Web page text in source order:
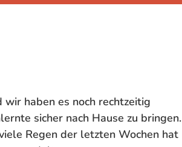
haben es noch rechtzeitig
sicher nach Hause zu bringen.
Regen der letzten Wochen hat